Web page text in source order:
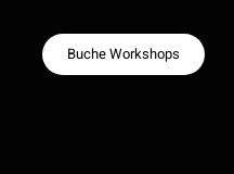
Buche Workshops